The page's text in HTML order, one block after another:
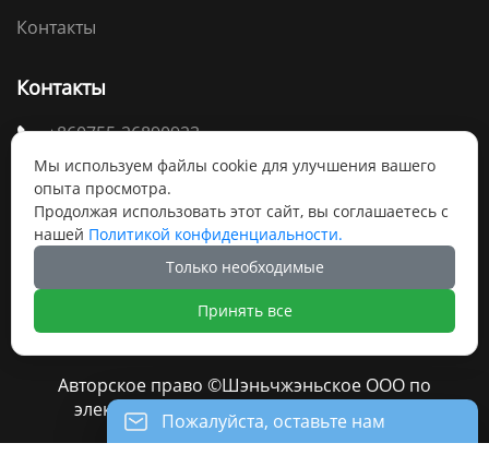
Пожалуйста, оставьте нам
Контакты
Контакты
 +860755-26890923
 sales08@canroon.com

Инновационная долина Скайворт B0926, Тангтоу,
1-я дорога, улица Шиян, район Баоань,
Авторское право ©Шэньчжэньское ООО по
электрооборудования Канрун(Canroon)
Мы используем файлы cookie для улучшения вашего
опыта просмотра.
Продолжая использовать этот сайт, вы соглашаетесь с
нашей Политикой конфиденциальности.
Только необходимые
Принять все